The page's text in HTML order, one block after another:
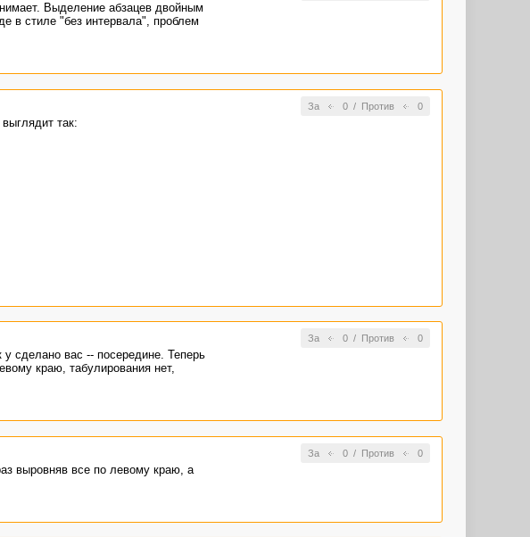
Выделение абзацев двойным
в стиле "без интервала", проблем
За 0/ Против 0
так:
За 0/ Против 0
у сделано вас -- посередине. Теперь
краю, табулирования нет,
За 0/ Против 0
выровняв все по левому краю, а